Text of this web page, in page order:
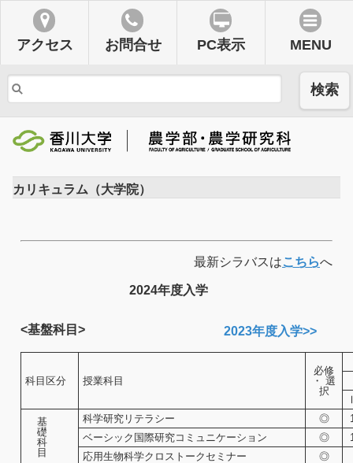
アクセス お問合せ PC表示 MENU
検索
カリキュラム（大学院）
最新シラバスはこちらへ
2024年度入学
2023年度入学>>
<基盤科目>
科目区分 授業科目
必修
・ 選
択
基
礎
科
目
科学研究リテラシー ◎
ベーシック国際研究コミュニケーション
◎
応用生物科学クロストークセミナー
◎